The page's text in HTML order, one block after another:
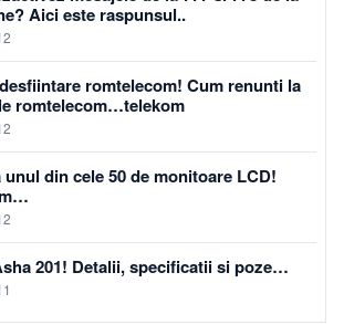
Aici este raspunsul..
romtelecom! Cum renunti la
romtelecom…telekom
unul din cele 50 de monitoare LCD!
201! Detalii, specificatii si poze…